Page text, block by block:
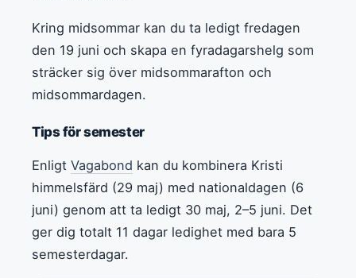
Kring midsommar kan du ta ledigt fredagen
den 19 juni och skapa en fyradagarshelg som
sträcker sig över midsommarafton och
midsommardagen.
Tips för semester
Enligt Vagabond kan du kombinera Kristi
himmelsfärd (29 maj) med nationaldagen (6
juni) genom att ta ledigt 30 maj, 2–5 juni. Det
ger dig totalt 11 dagar ledighet med bara 5
semesterdagar.